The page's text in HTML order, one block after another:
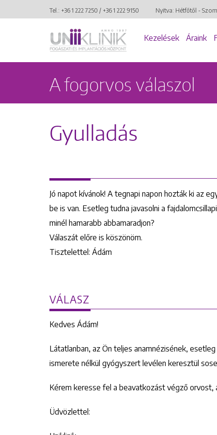
Tel.: +36 1 222 7250 / +36 1 222 9150 Nyitva: Hétfőtől -
Kezelések Áraink
A fogorvos válaszol
Gyulladás
Jó napot kívánok! A tegnapi napon hozták ki az
be is van. Esetleg tudna javasolni a
minél hamarabb abbamaradjon?
Válaszát előre is köszönöm.
Tisztelettel: Ádám
VÁLASZ
Kedves Ádám!
Látatlanban, az Ön teljes anamnézisének,
ismerete nélkül gyógyszert levélen keresztül
Kérem keresse fel a beavatkozást végző orvost,
Üdvözlettel: